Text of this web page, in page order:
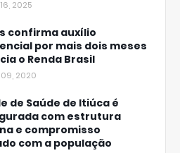
2025
confirma auxílio
por mais dois meses
o Renda Brasil
2020
de Saúde de Itiúca é
com estrutura
e compromisso
com a população